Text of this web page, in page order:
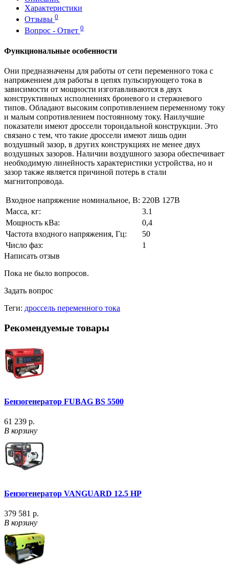
Характеристики
Отзывы 0
Вопрос - Ответ 0
Функциональные особенности
Они предназначены для работы от сети переменного тока с
напряжением для работы в цепях пульсирующего тока в
зависимости от мощности изготавливаются в двух
конструктивных исполнениях броневого и стержневого
типов. Обладают высоким сопротивлением переменному току
и малым сопротивлением постоянному току. Наилучшие
показатели имеют дроссели тороидальной конструкции. Это
связано с тем, что такие дроссели имеют лишь один
воздушный зазор, в других конструкциях не менее двух
воздушных зазоров. Наличии воздушного зазора обеспечивает
необходимую линейность характеристики устройства, но и
зазор также является причиной потерь в стали
магнитопровода.
Входное напряжение номинальное, В: 220В 127В
Масса, кг:
3.1
Мощность кВа:
0,4
Частота входного напряжения, Гц:
50
Число фаз:
1
Написать отзыв
Пока не было вопросов.
Задать вопрос
Теги: дроссель переменного тока
Рекомендуемые товары
Бензогенератор FUBAG BS 5500
61 239 р.
В корзину
Бензогенератор VANGUARD 12.5 HP
379 581 р.
В корзину